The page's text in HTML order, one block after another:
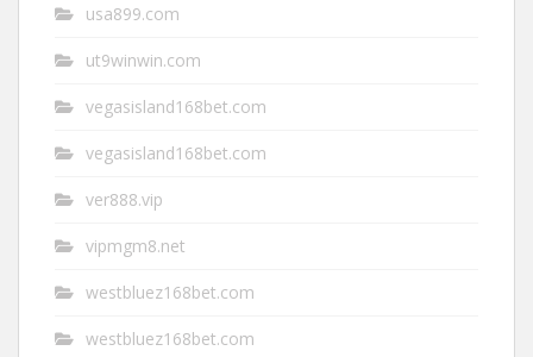
usa899.com
ut9winwin.com
vegasisland168bet.com
vegasisland168bet.com
ver888.vip
vipmgm8.net
westbluez168bet.com
westbluez168bet.com